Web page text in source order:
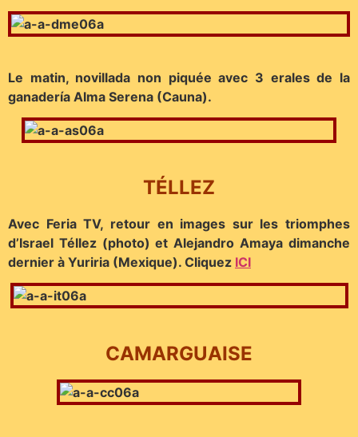
Le matin, novillada non piquée avec 3 erales de la
ganadería Alma Serena (Cauna).
TÉLLEZ
Avec Feria TV, retour en images sur les triomphes
d’Israel Téllez (photo) et Alejandro Amaya dimanche
dernier à Yuriria (Mexique). Cliquez ICI
CAMARGUAISE